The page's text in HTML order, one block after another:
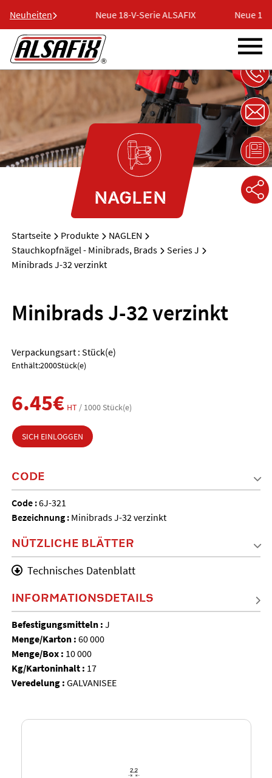
Neuheiten
ALSAFIX Neue 18-V-Serie ALSAFIX Neue 18-
NAGLEN
Startseite Produkte
NAGLEN
Stauchkopfnägel - Minibrads, Brads
Series J
Minibrads J-32 verzinkt
Minibrads J-32 verzinkt
Verpackungsart : Stück(e)
Enthält:2000Stück(e)
6.45€ HT / 1000 Stück(e)
SICH EINLOGGEN
CODE
Code :6J-321
Bezeichnung : Minibrads J-32 verzinkt
NÜTZLICHE BLÄTTER
Technisches Datenblatt
INFORMATIONSDETAILS
Befestigungsmitteln : J
Menge/Karton : 60 000
Menge/Box : 10 000
Kg/Kartoninhalt : 17
Veredelung : GALVANISEE